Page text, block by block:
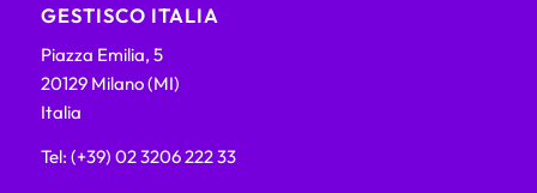
GESTISCO ITALIA
Piazza Emilia, 5
20129 Milano (MI)
Italia
Tel: (+39) 02 3206 222 33